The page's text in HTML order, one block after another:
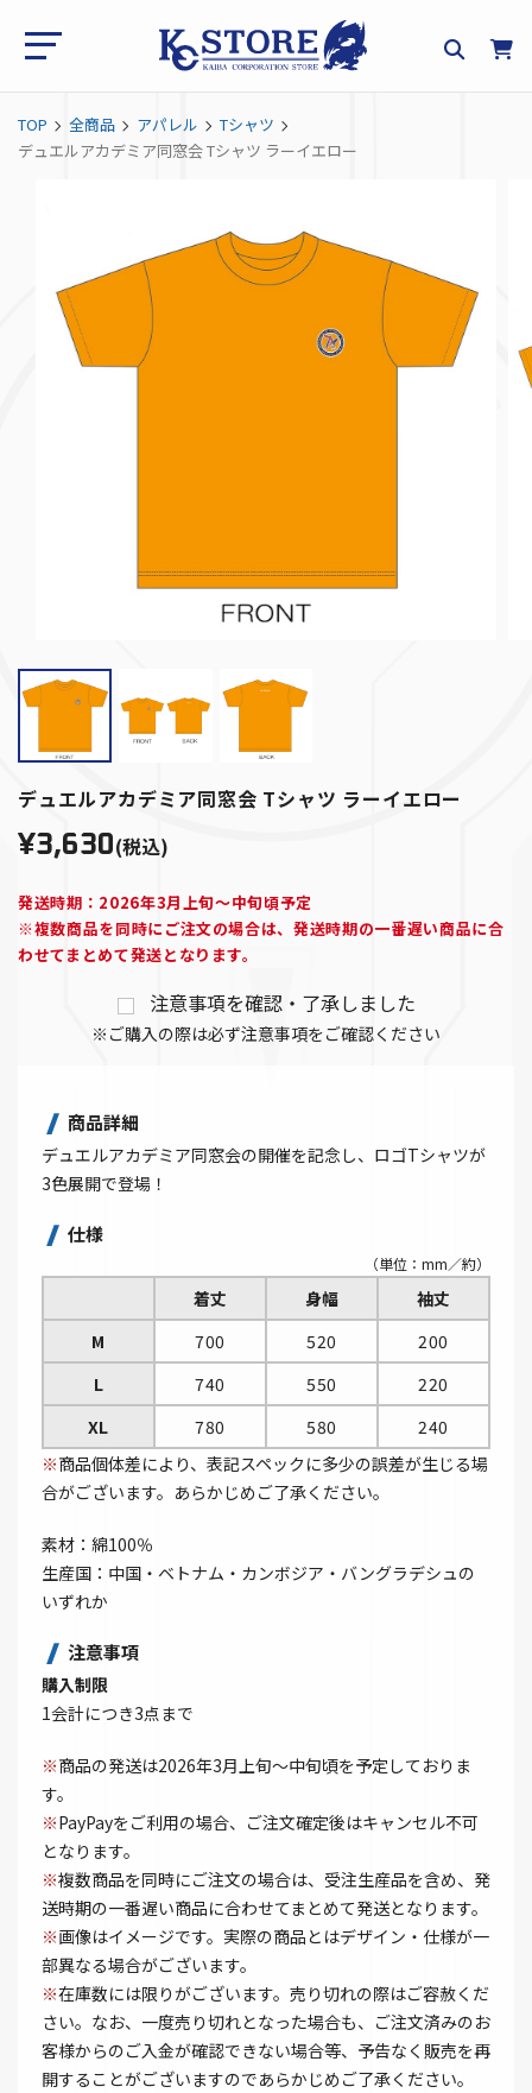
TOP 全商品 アパレル
Tシャツ
デュエルアカデミア同窓会 Tシャツ ラーイエロー
デュエルアカデミア同窓会 Tシャツ ラーイエロー
¥3,630(税込)
発送時期：2026年3月上旬～中旬頃予定
※複数商品を同時にご注文の場合は、発送時期の一番遅い商品に合
わせてまとめて発送となります。
注意事項を確認・了承しました
※ご購入の際は必ず注意事項をご確認ください
商品詳細
デュエルアカデミア同窓会の開催を記念し、ロゴTシャツが
3色展開で登場！
仕様
（単位：mm／約）
着丈 身幅
袖丈
M
700 520
200
L
740 550
220
XL
780 580
240
※商品個体差により、表記スペックに多少の誤差が生じる場
合がございます。あらかじめご了承ください。
素材：綿100％
生産国：中国・ベトナム・カンボジア・バングラデシュの
いずれか
注意事項
購入制限
1会計につき3点まで
※商品の発送は2026年3月上旬～中旬頃を予定しておりま
す。
※PayPayをご利用の場合、ご注文確定後はキャンセル不可
となります。
※複数商品を同時にご注文の場合は、受注生産品を含め、発
送時期の一番遅い商品に合わせてまとめて発送となります。
※画像はイメージです。実際の商品とはデザイン・仕様が一
部異なる場合がございます。
※在庫数には限りがございます。売り切れの際はご容赦くだ
さい。なお、一度売り切れとなった場合も、ご注文済みのお
客様からのご入金が確認できない場合等、予告なく販売を再
開することがございますのであらかじめご了承ください。